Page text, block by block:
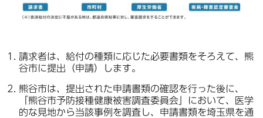
請求者は、給付の種類に応じた必要書類をそろえて、熊
谷市に提出（申請）します。
熊谷市は、提出された申請書類の確認を行った後に、
「熊谷市予防接種健康被害調査委員会」において、医学
的な見地から当該事例を調査し、申請書類を埼玉県を通